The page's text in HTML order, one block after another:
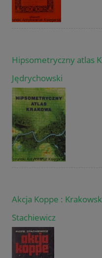
Hipsometryczny atlas
Jędrychowski
Akcja Koppe :
Stachiewicz